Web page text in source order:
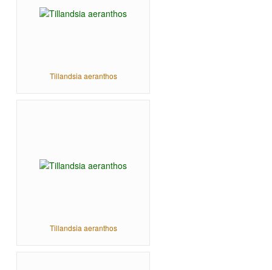
Tillandsia aeranthos
Tillandsia aeranthos